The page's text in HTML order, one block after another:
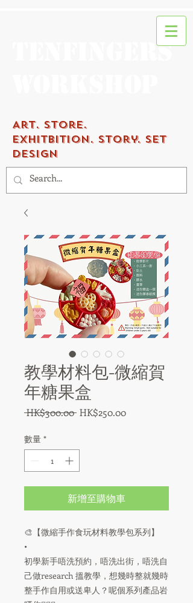
Tenfingers
Art. Store.
Exhitbition. Story. Set
Design
教學材料包-微縮賀
年糖果盒
HK$300.00 一
格
HK$250.00促
數量 *
新增至購物車
🎨【微縮手作食玩材料教學包系列】
•
初學新手唔洗預約，唔洗出街，唔洗自
己做research 搵教學，想幾時整就幾時
整手作自用或送卑人？呢個系列產品岩